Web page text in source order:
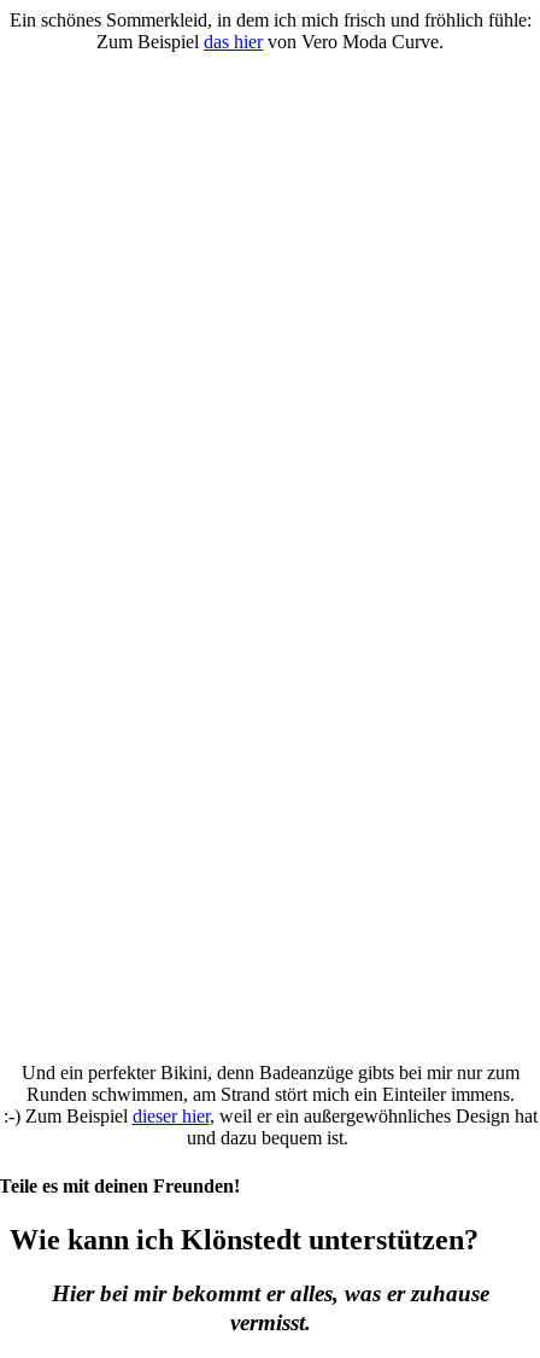
Ein schönes Sommerkleid, in dem ich mich frisch und fröhlich fühle:
Zum Beispiel das hiervon Vero Moda Curve.
Und ein perfekter Bikini, denn Badeanzüge gibts bei mir nur zum
Runden schwimmen, am Strand stört mich ein Einteiler immens.
:-) Zum Beispiel dieser hier, weil er ein außergewöhnliches Design hat
und dazu bequem ist.
Teile es mit deinen Freunden!
Wie kann ich Klönstedt unterstützen?
Hier bei mir bekommt er alles, was er zuhause
vermisst.